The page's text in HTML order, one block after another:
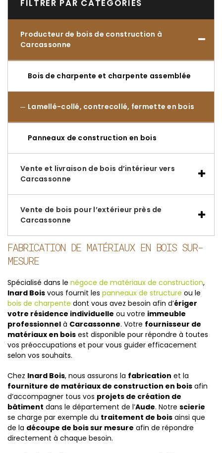
FILTRER PAR CATÉGORIES
Producteur de bois de construction à
Carcassonne
Bois de charpente et charpente assemblée
Lamellé-collé, contrecollé, fermette en bois
Panneaux de construction en bois
Vente et livraison de bois d’intérieur vers
Carcassonne
Vente de bois pour l’extérieur près de
Carcassonne
FABRICATION DE MATÉRIAUX EN BOIS SUR-
MESURE
Spécialisé dans le négoce de matériaux de construction,
Inard Bois vous fournit les panneaux de structure ou le
bois de charpente dont vous avez besoin afin d’ériger
votre résidence individuelle ou votre immeuble
professionnel à Carcassonne. Votre fournisseur de
matériaux en bois est disponible pour répondre à toutes
vos préoccupations et pour vous guider efficacement
selon vos souhaits.
Chez Inard Bois, nous assurons la fabrication et la
fourniture de matériaux de construction en bois afin
d’accompagner tous vos projets de création de
bâtiment dans le département de l’Aude. Notre scierie
se charge par exemple du traitement de bois ainsi que
de la découpe de bois sur mesure afin de répondre
directement à chaque besoin.